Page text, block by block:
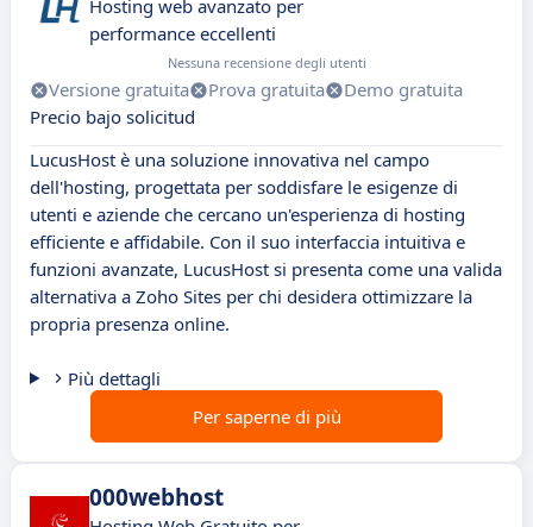
Hosting web avanzato per
performance eccellenti
Nessuna recensione degli utenti
Versione gratuita Prova gratuita
Demo gratuita
Precio bajo solicitud
LucusHost è una soluzione innovativa nel campo
dell'hosting, progettata per soddisfare le esigenze di
utenti e aziende che cercano un'esperienza di hosting
efficiente e affidabile. Con il suo interfaccia intuitiva e
funzioni avanzate, LucusHost si presenta come una valida
alternativa a Zoho Sites per chi desidera ottimizzare la
propria presenza online.
Più dettagli
Per saperne di più
000webhost